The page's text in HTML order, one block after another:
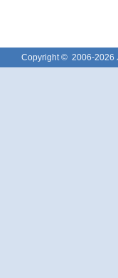
Copyright © 2006-2026